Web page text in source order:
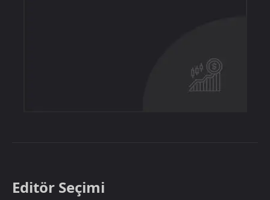
Editör Seçimi